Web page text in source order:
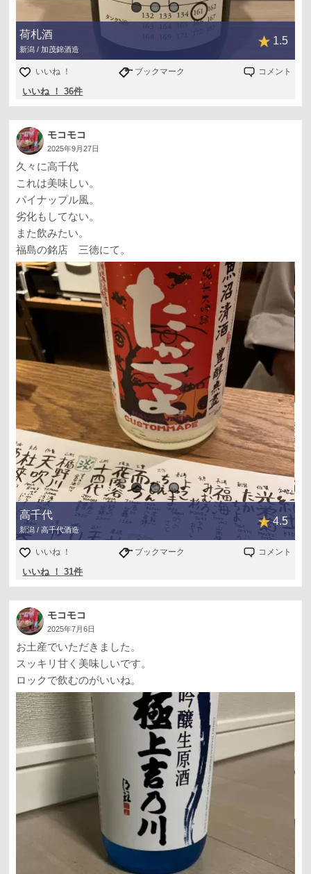
荷札酒
新潟 / 加茂錦酒造
1.5
いいね ！ ブックマーク コメント
いいね ！ 36件
モコモコ
2025年9月27日
久々に高千代
これは美味しい。
パイナップル風。
劣化もしてない。
また飲みたい。
福島の銘店 三徳にて。
高千代
新潟 / 高千代酒造
4.5
いいね ！ ブックマーク コメント
いいね ！ 31件
モコモコ
2025年7月6日
お土産でいただきました。
スッキリ甘く美味しいです。
ロックで飲むのがいいね。